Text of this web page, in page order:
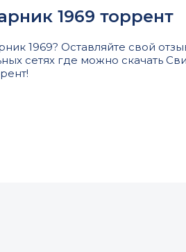
1969 торрент
1969? Оставляйте свой
сетях где можно скачать